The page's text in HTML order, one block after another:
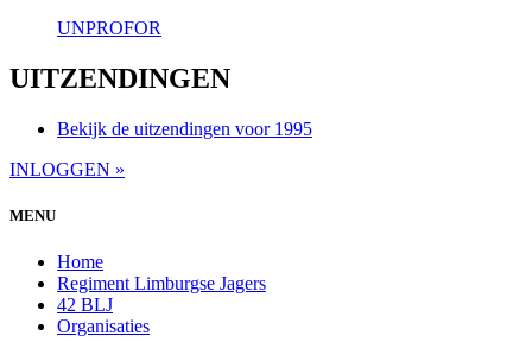
UNPROFOR
UITZENDINGEN
Bekijk de uitzendingen voor 1995
INLOGGEN »
MENU
Home
Regiment Limburgse Jagers
42 BLJ
Organisaties